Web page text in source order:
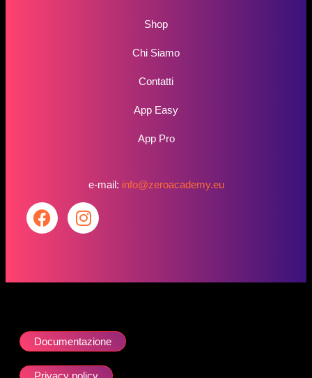
Shop
Chi Siamo
Contatti
App Easy
App Pro
e-mail: info@zeroacademy.eu
Documentazione